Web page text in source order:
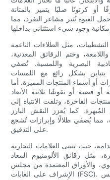
أو كرتونًا صلبًا يتميز بالمتانة
العبوة يُثير مشاعر التفرد، مما
مثل الطلاءات الناعمة
وختم الرقائق المعدنية،
البصرية واللمسية. تُضفي
يتباين بشكل رائع مع اللمسات
أو أسماء المنتجات المميزة. أما
أو فضية أو نقوشًا ثلاثية الأبعاد
الفاخرة، وتلفت الانتباه إلى
المُبهرة. كما يُعزز النقش البارز
مما يُضفي ظلالًا وإبرازات تُشجع
على التدقيق.
حيث تتبنى العلامات التجارية
مثل رقائق الألومنيوم المعاد
والأوراق المعتمدة من مجلس
الإشراف على الغابات (FSC). تضمن هذه المواد توافق التغليف ليس